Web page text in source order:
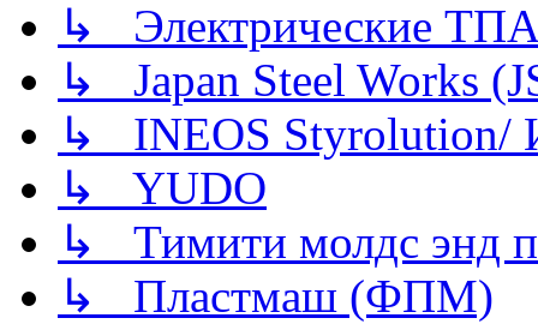
↳ Электрические
↳ Japan Steel Works
↳ INEOS
↳ YUDO
↳ Тимити молдс энд
↳ Пластмаш (ФПМ)